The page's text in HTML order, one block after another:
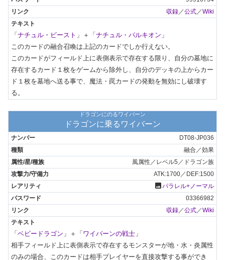
収録／公式／Wiki
「 ナチュル・ビースト 」＋「 ナチュル・パルキオン 」
このカードの融合召喚は上記のカードでしか行えない。
このカードがフィールド上に表側表示で存在する限り、自分の墓地に
存在するカード１枚をゲームから除外し、自分のデッキの上からカー
ド１枚を墓地へ送る事で、魔法・罠カードの発動を無効にし破壊す
る。
ドラゴンにのるワイバーン
ドラゴンに乗るワイバーン
DT08-JP036
融合／効果
風属性／レベル5／ドラゴン族
ATK:1700／DEF:1500
photoパラレル+ノーマル
03366982
収録／公式／Wiki
「 ベビードラゴン 」＋「 ワイバーンの戦士 」
相手フィールド上に表側表示で存在するモンスターが地・水・炎属性
のみの場合、このカードは相手プレイヤーを直接攻撃する事ができ